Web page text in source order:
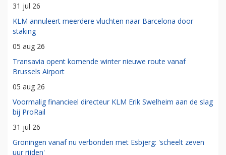
31 jul 26
KLM annuleert meerdere vluchten naar Barcelona door
staking
05 aug 26
Transavia opent komende winter nieuwe route vanaf
Brussels Airport
05 aug 26
Voormalig financieel directeur KLM Erik Swelheim aan de slag
bij ProRail
31 jul 26
Groningen vanaf nu verbonden met Esbjerg: 'scheelt zeven
uur rijden'